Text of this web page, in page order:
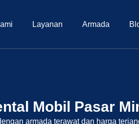
Layanan Armada
Mobil Pasar
armada terawat dan harga